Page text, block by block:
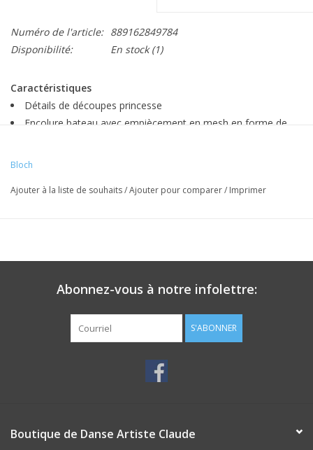
Numéro de l'article: 889162849784
Disponibilité:
En stock(1)
Caractéristiques
Détails de découpes princesse
Encolure bateau avec empiècement en mesh en forme de
Bordure satiné brillant
Détail torsadé au dos
Bloch
Ajouter à la liste de souhaits/Ajouter pour comparer/ Imprimer
Abonnez-vous à notre infolettre:
S'ABONNER
Boutique de Danse Artiste Claude